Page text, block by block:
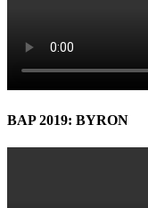
BAP 2019: BYRON